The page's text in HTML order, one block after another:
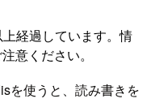
経過しています。情
意ください。
を使うと、読み書きを